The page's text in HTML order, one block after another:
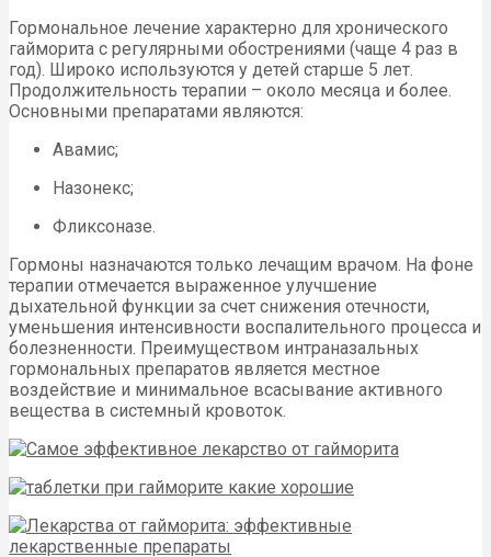
Гормональное лечение характерно для хронического
гайморита с регулярными обострениями (чаще 4 раз в
год). Широко используются у детей старше 5 лет.
Продолжительность терапии – около месяца и более.
Основными препаратами являются:
Авамис;
Назонекс;
Фликсоназе.
Гормоны назначаются только лечащим врачом. На фоне
терапии отмечается выраженное улучшение
дыхательной функции за счет снижения отечности,
уменьшения интенсивности воспалительного процесса и
болезненности. Преимуществом интраназальных
гормональных препаратов является местное
воздействие и минимальное всасывание активного
вещества в системный кровоток.